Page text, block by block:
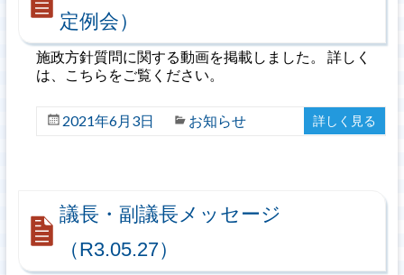
定例会）
施政方針質問に関する動画を掲載しました。 詳しく
は、こちらをご覧ください。
2021年6月3日 お知らせ 詳しく見る
議長・副議長メッセージ
（R3.05.27）